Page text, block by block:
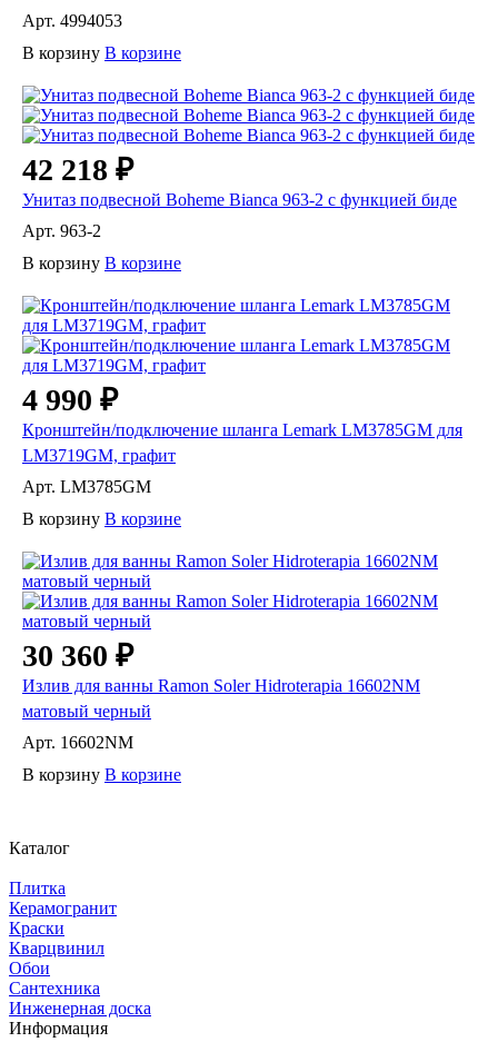
Арт. 4994053
В корзину В корзине
42 218 ₽
Унитаз подвесной Boheme Bianca 963-2 с функцией биде
Арт. 963-2
В корзину В корзине
4 990 ₽
Кронштейн/подключение шланга Lemark LM3785GM для
LM3719GM, графит
Арт. LM3785GM
В корзину В корзине
30 360 ₽
Излив для ванны Ramon Soler Hidroterapia 16602NM
матовый черный
Арт. 16602NM
В корзину В корзине
Каталог
Плитка
Керамогранит
Краски
Кварцвинил
Обои
Сантехника
Инженерная доска
Информация